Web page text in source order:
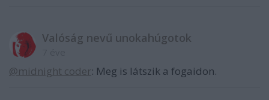
Valóság nevű unokahúgotok
@midnight coder: Meg is látszik a fogaidon.